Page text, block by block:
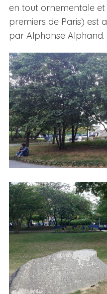
en tout ornementale
premiers de Paris) est
par Alphonse Alphand.